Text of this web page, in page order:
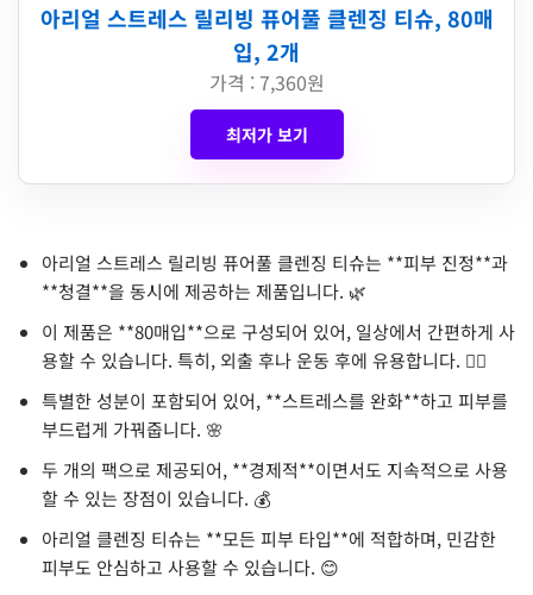
아리얼 스트레스 릴리빙 퓨어풀 클렌징 티슈, 80매
입, 2개
가격 : 7,360원
최저가 보기
아리얼 스트레스 릴리빙 퓨어풀 클렌징 티슈는 **피부 진정**과
**청결**을 동시에 제공하는 제품입니다. 🌿
이 제품은 **80매입**으로 구성되어 있어, 일상에서 간편하게 사
용할 수 있습니다. 특히, 외출 후나 운동 후에 유용합니다. 🏃‍♀️
특별한 성분이 포함되어 있어, **스트레스를 완화**하고 피부를
부드럽게 가꿔줍니다. 🌸
두 개의 팩으로 제공되어, **경제적**이면서도 지속적으로 사용
할 수 있는 장점이 있습니다. 💰
아리얼 클렌징 티슈는 **모든 피부 타입**에 적합하며, 민감한
피부도 안심하고 사용할 수 있습니다. 😊